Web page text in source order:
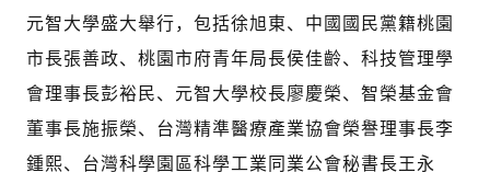
元智大學盛大舉行，包括徐旭東、中國國民黨籍桃園
市長張善政、桃園市府青年局長侯佳齡、科技管理學
會理事長彭裕民、元智大學校長廖慶榮、智榮基金會
董事長施振榮、台灣精準醫療產業協會榮譽理事長李
鍾熙、台灣科學園區科學工業同業公會秘書長王永